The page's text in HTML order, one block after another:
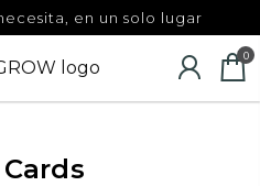
en un solo lugar
0